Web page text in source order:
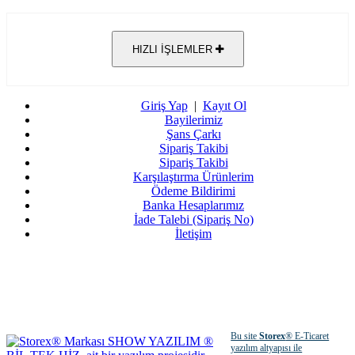
HIZLI İŞLEMLER
Giriş Yap| Kayıt Ol
Bayilerimiz
Şans Çarkı
Sipariş Takibi
Sipariş Takibi
Karşılaştırma Ürünlerim
Ödeme Bildirimi
Banka Hesaplarımız
İade Talebi (Sipariş No)
İletişim
Bu siteStorex® E-Ticaret
yazılım altyapısı ile